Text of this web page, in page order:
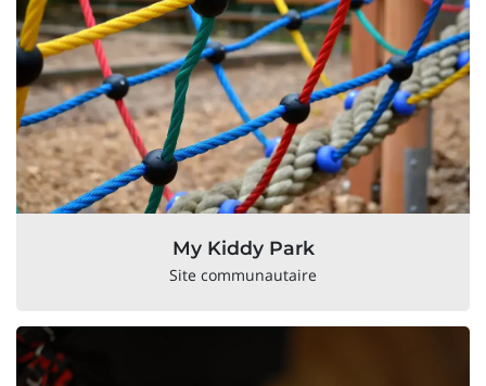
My Kiddy Park
Site communautaire